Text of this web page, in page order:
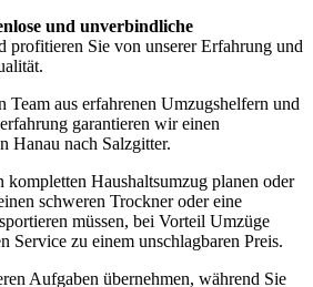
und unverbindliche
profitieren Sie von unserer Erfahrung und
Team aus erfahrenen Umzugshelfern und
garantieren wir einen
Hanau nach Salzgitter.
kompletten Haushaltsumzug planen oder
schweren Trockner oder eine
müssen, bei Vorteil Umzüge
Service zu einem unschlagbaren Preis.
Aufgaben übernehmen, während Sie